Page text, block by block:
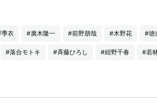
衣 #廣木隆一 #前野朋哉 #木野花 #徳
#落合モトキ #斉藤ひろし #紺野千春 #若